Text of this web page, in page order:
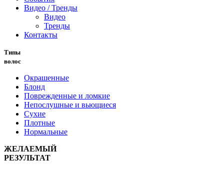
Видео / Тренды
Видео
Тренды
Контакты
Типы
волос
Окрашенные
Блонд
Поврежденные и ломкие
Непослушные и вьющиеся
Сухие
Плотные
Нормальные
ЖЕЛАЕМЫЙ
РЕЗУЛЬТАТ